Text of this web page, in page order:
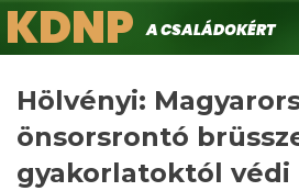
Ugrás
a
Keresés
KDNPA családokért.
Hölvényi:
önsorsrontó
gyakorlatoktól védi